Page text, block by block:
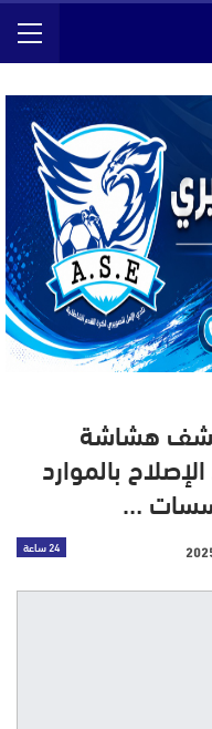
هشاشة
بالموارد
…
24 ساعة